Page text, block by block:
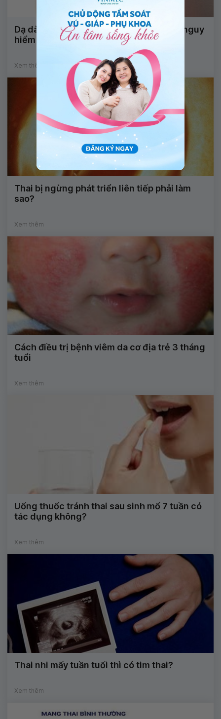
Dạ dày thai nhi nhỏ hơn bình thường có nguy
hiểm không?
Xem thêm
Thai bị ngừng phát triển liên tiếp phải làm
sao?
Xem thêm
Cách điều trị bệnh viêm da cơ địa trẻ 3 tháng
tuổi
Xem thêm
Uống thuốc tránh thai sau sinh mổ 7 tuần có
tác dụng không?
Xem thêm
Thai nhi mấy tuần tuổi thì có tim thai?
Xem thêm